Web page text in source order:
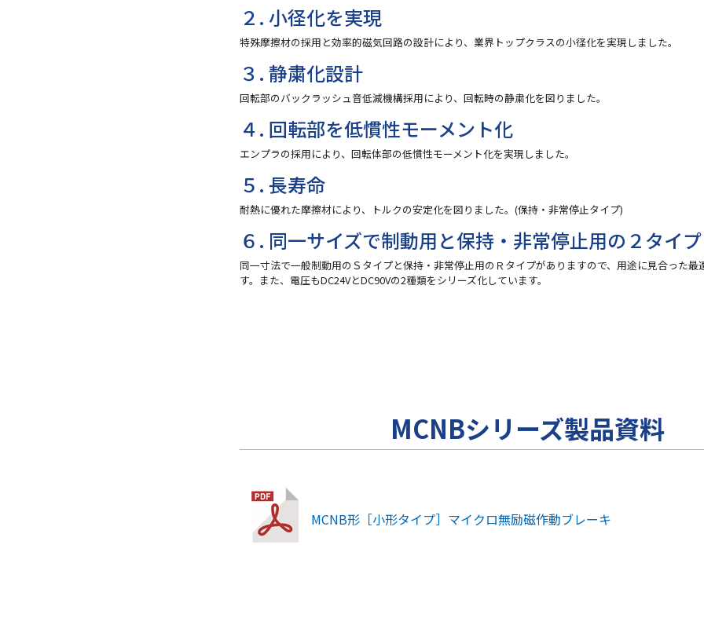
２. 小径化を実現
特殊摩擦材の採用と効率的磁気回路の設計により、業界トップクラスの小径化を実現しました。
３. 静粛化設計
回転部のバックラッシュ音低減機構採用により、回転時の静粛化を図りました。
４. 回転部を低慣性モーメント化
エンプラの採用により、回転体部の低慣性モーメント化を実現しました。
５. 長寿命
耐熱に優れた摩擦材により、トルクの安定化を図りました。(保持・非常停止タイプ)
６. 同一サイズで制動用と保持・非常停止用の２タイプ
同一寸法で一般制動用のＳタイプと保持・非常停止用のＲタイプがありますので、用途に見合った最
す。また、電圧もDC24VとDC90Vの2種類をシリーズ化しています。
MCNBシリーズ製品資料
MCNB形［小形タイプ］マイクロ無励磁作動ブレーキ